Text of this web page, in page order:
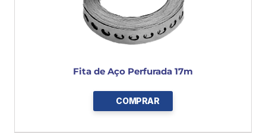
Fita de Aço Perfurada 17m
COMPRAR